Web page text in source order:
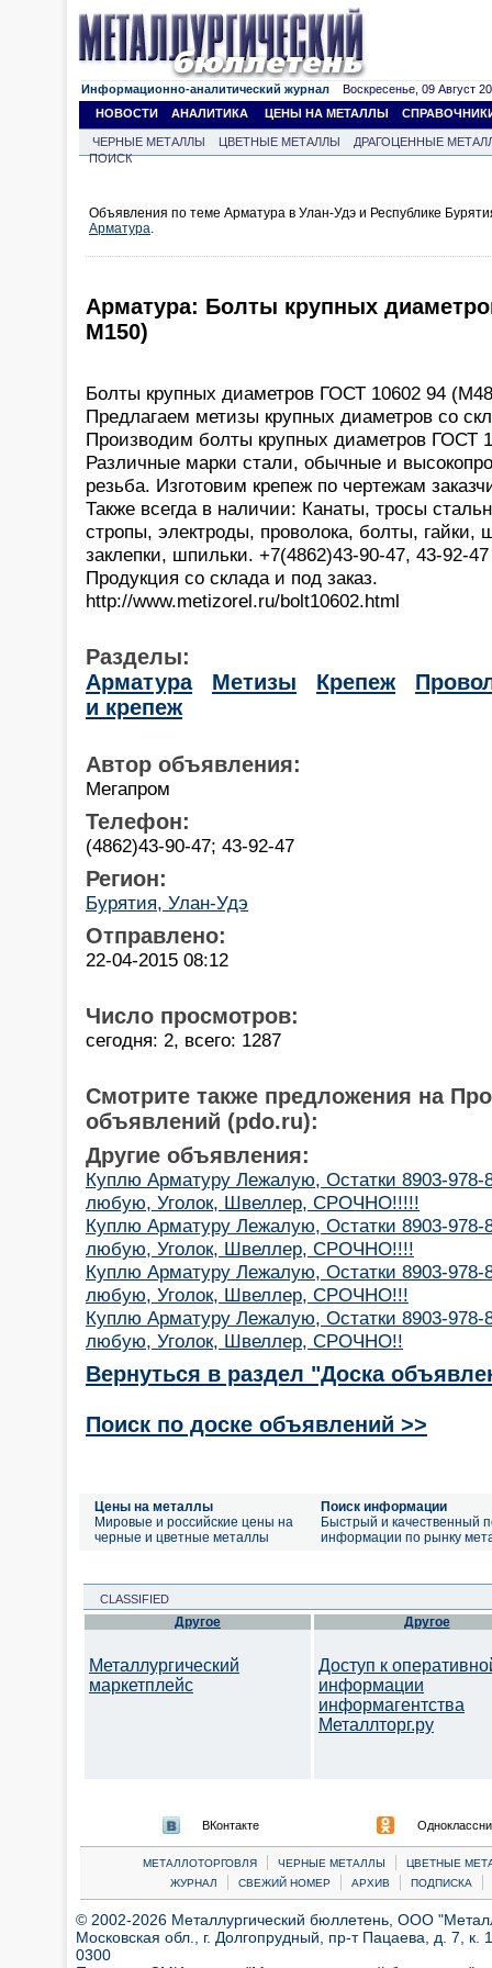
Информационно-аналитический журнал Воскресенье, 09 Август
НОВОСТИ
АНАЛИТИКА ЦЕНЫ НА МЕТАЛЛЫ
ЧЕРНЫЕ МЕТАЛЛЫ ЦВЕТНЫЕ МЕТАЛЛЫ
ДРАГОЦЕННЫЕ
ПОИСК
Объявления по теме Арматура в Улан-Удэ и Республике
Арматура.
Арматура: Болты крупных
М150)
Болты крупных диаметров ГОСТ 10602 94
Предлагаем метизы крупных диаметров со
Производим болты крупных диаметров ГОСТ
Различные марки стали, обычные и
резьба. Изготовим крепеж по чертежам
Также всегда в наличии: Канаты, тросы
стропы, электроды, проволока, болты,
заклепки, шпильки. +7(4862)43-90-47, 43-92-47
Продукция со склада и под заказ.
http://www.metizorel.ru/bolt10602.html
Разделы:
Арматура
Метизы Крепеж
и крепеж
Автор объявления:
Мегапром
Телефон:
(4862)43-90-47; 43-92-47
Регион:
Бурятия, Улан-Удэ
Отправлено:
22-04-2015 08:12
Число просмотров:
сегодня: 2, всего: 1287
Смотрите также предложения на
объявлений (pdo.ru):
Другие объявления:
Куплю Арматуру Лежалую, Остатки 8903-
любую, Уголок, Швеллер, СРОЧНО!!!!!
Куплю Арматуру Лежалую, Остатки 8903-
любую, Уголок, Швеллер, СРОЧНО!!!!
Куплю Арматуру Лежалую, Остатки 8903-
любую, Уголок, Швеллер, СРОЧНО!!!
Куплю Арматуру Лежалую, Остатки 8903-
любую, Уголок, Швеллер, СРОЧНО!!
Вернуться в раздел "Доска
Поиск по доске объявлений >>
Цены на металлы
Мировые и российские цены на
черные и цветные металлы
Поиск информации
Быстрый и качественный
информации по рынку
CLASSIFIED
Другое
Металлургический
маркетплейс
Другое
Доступ к
информации
информагентства
Металлторг.ру
ВКонтакте
МЕТАЛЛОТОРГОВЛЯ | ЧЕРНЫЕ МЕТАЛЛЫ |
ЦВЕТНЫЕ
ЖУРНАЛ
| СВЕЖИЙ НОМЕР | АРХИВ | ПОДПИСКА |
© 2002-2026 Металлургический бюллетень, ООО
Московская обл., г. Долгопрудный, пр-т Пацаева, д. 7,
0300